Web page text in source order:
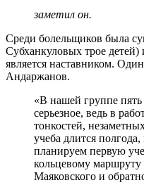
заметил он.
Среди болельщиков была
Субханкуловых трое
является наставником.
Андаржанов.
«В нашей группе
серьезное, ведь в
тонкостей,
учеба длится
планируем первую
кольцевому
Маяковского и